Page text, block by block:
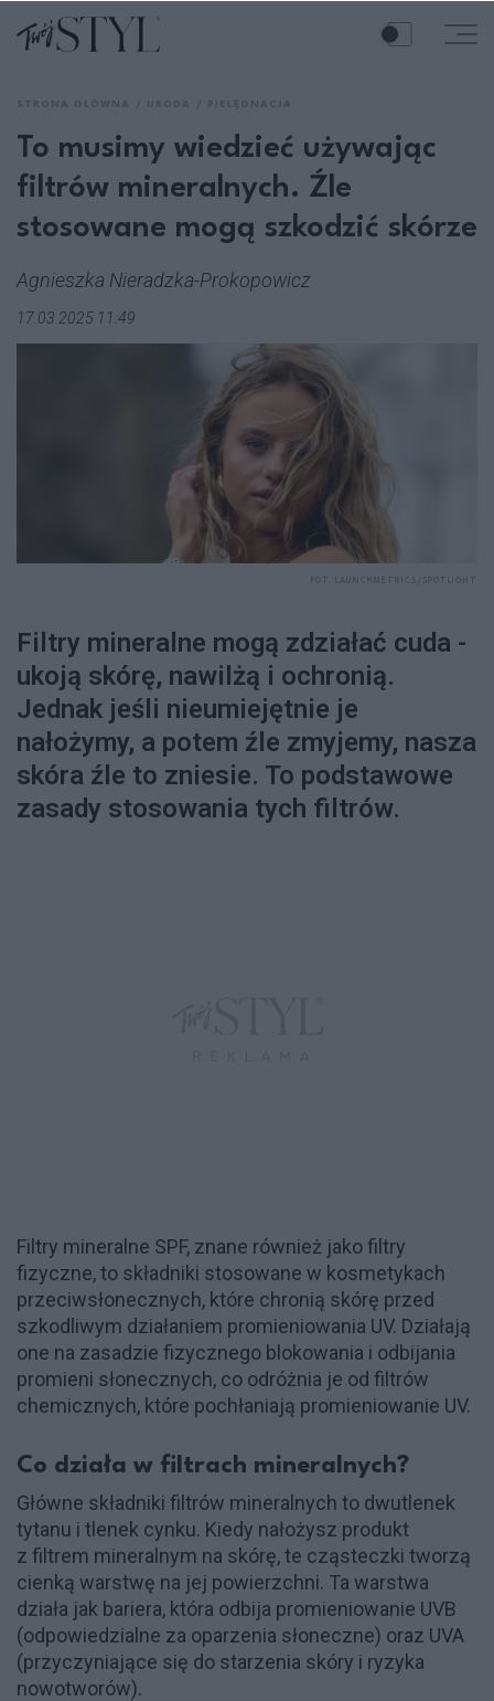
To musimy wiedzieć używając
filtrów mineralnych. Źle
stosowane mogą szkodzić skórze
Agnieszka Nieradzka-Prokopowicz
17.03.2025 11:49
Filtry mineralne mogą zdziałać cuda -
ukoją skórę, nawilżą i ochronią.
Jednak jeśli nieumiejętnie je
nałożymy, a potem źle zmyjemy, nasza
skóra źle to zniesie. To podstawowe
zasady stosowania tych filtrów.
Filtry mineralne SPF, znane również jako filtry
fizyczne, to składniki stosowane w kosmetykach
przeciwsłonecznych, które chronią skórę przed
szkodliwym działaniem promieniowania UV. Działają
one na zasadzie fizycznego blokowania i odbijania
promieni słonecznych, co odróżnia je od filtrów
chemicznych, które pochłaniają promieniowanie UV.
Co działa w filtrach mineralnych?
Główne składniki filtrów mineralnych to dwutlenek
tytanu i tlenek cynku. Kiedy nałożysz produkt
z filtrem mineralnym na skórę, te cząsteczki tworzą
cienką warstwę na jej powierzchni. Ta warstwa
działa jak bariera, która odbija promieniowanie UVB
(odpowiedzialne za oparzenia słoneczne) oraz UVA
(przyczyniające się do starzenia skóry i ryzyka
nowotworów).